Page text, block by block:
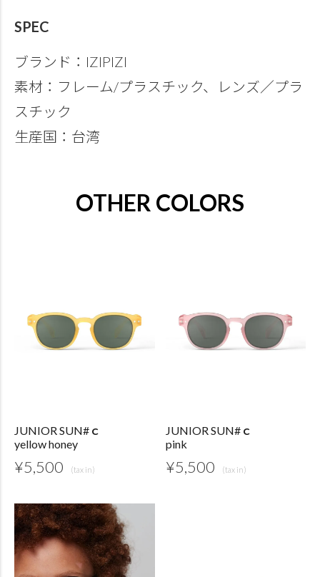
SPEC
ブランド：IZIPIZI
素材：フレーム/プラスチック、レンズ／プラ
スチック
生産国：台湾
OTHER COLORS
JUNIOR SUN#ｃ
yellow honey
¥5,500
JUNIOR SUN#ｃ
pink
¥5,500